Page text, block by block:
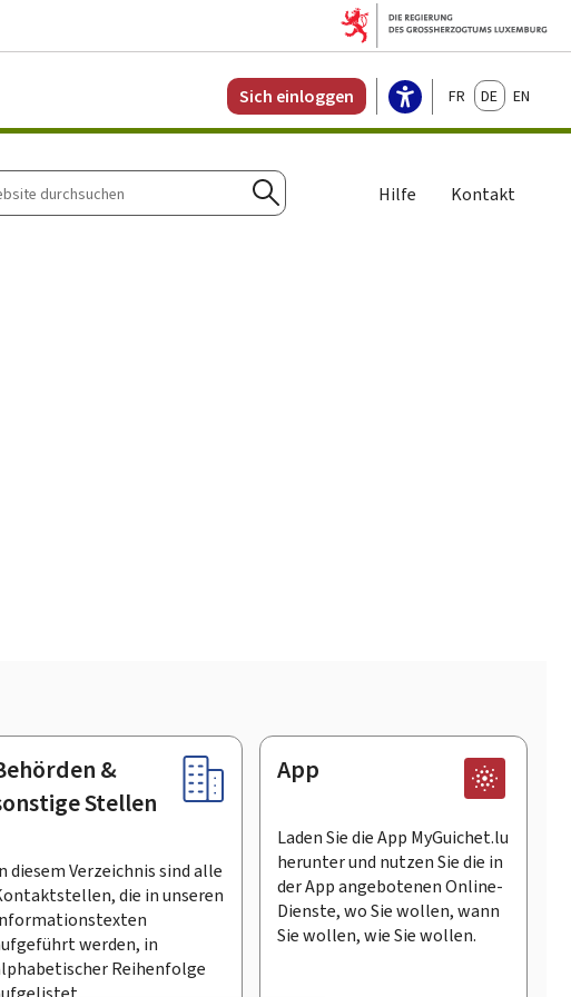
Sich einloggen FrançaisDeutschEnglish
Suchen
Hilfe Kontakt
&
Stellen
diesem Verzeichnis sind alle
die in unseren
werden, in
Reihenfolge
App
Laden Sie die App MyGuichet.lu
herunter und nutzen Sie die in
der App angebotenen Online-
Dienste, wo Sie wollen, wann
Sie wollen, wie Sie wollen.